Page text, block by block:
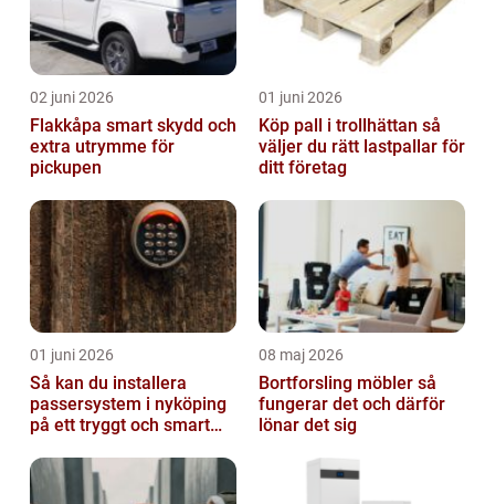
02 juni 2026
Flakkåpa smart skydd och
extra utrymme för
pickupen
01 juni 2026
Köp pall i trollhättan så
väljer du rätt lastpallar för
ditt företag
01 juni 2026
Så kan du installera
passersystem i nyköping
på ett tryggt och smart
08 maj 2026
Bortforsling möbler så
fungerar det och därför
lönar det sig